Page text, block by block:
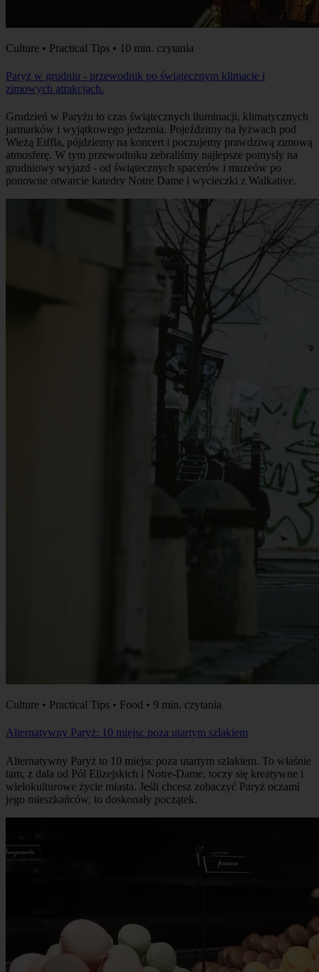
Culture • Practical Tips • 10 min. czytania
Paryż w grudniu - przewodnik po świątecznym klimacie i
zimowych atrakcjach.
Grudzień w Paryżu to czas świątecznych iluminacji, klimatycznych
jarmarków i wyjątkowego jedzenia. Pojeździmy na łyżwach pod
Wieżą Eiffla, pójdziemy na koncert i poczujemy prawdziwą zimową
atmosferę. W tym przewodniku zebraliśmy najlepsze pomysły na
grudniowy wyjazd - od świątecznych spacerów i muzeów po
ponowne otwarcie katedry Notre Dame i wycieczki z Walkative.
Culture • Practical Tips • Food • 9 min. czytania
Alternatywny Paryż: 10 miejsc poza utartym szlakiem
Alternatywny Paryż to 10 miejsc poza utartym szlakiem. To właśnie
tam, z dala od Pól Elizejskich i Notre-Dame, toczy się kreatywne i
wielokulturowe życie miasta. Jeśli chcesz zobaczyć Paryż oczami
jego mieszkańców, to doskonały początek.